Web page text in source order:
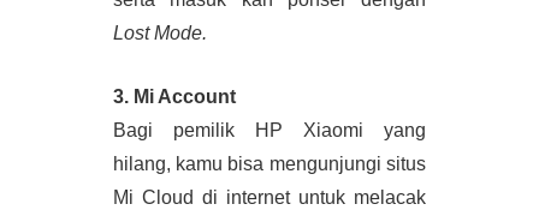
Lost Mode.
3. Mi Account
Bagi pemilik HP Xiaomi yang
hilang, kamu bisa mengunjungi situs
Mi Cloud di internet untuk melacak